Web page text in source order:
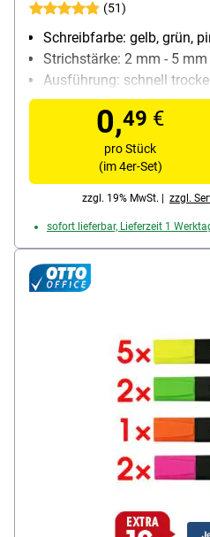
(51)
Schreibfarbe: gelb, grün,
Strichstärke: 2 mm - 5 mm
Ausführung: schnell
Besonderheiten: starke
Taschenclip
Inhalt pro Pack: 4 Stück
0,49 €
pro Stück
(im 4er-Set)
zzgl. 19% MwSt. | zzgl.
sofort lieferbar, Lieferzeit 1